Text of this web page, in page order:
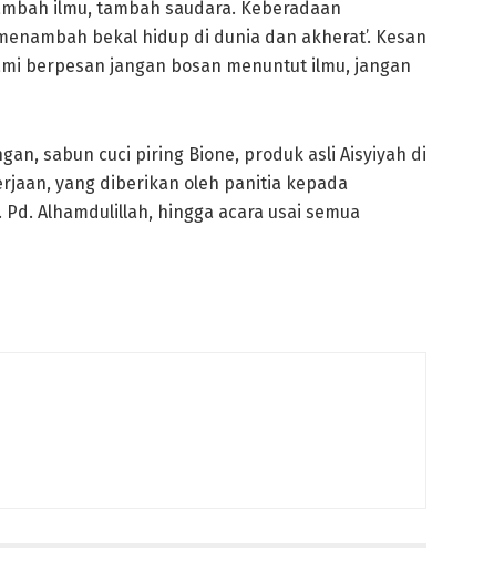
ilmu, tambah saudara. Keberadaan
bekal hidup di dunia dan akherat’. Kesan
berpesan jangan bosan menuntut ilmu, jangan
sabun cuci piring Bione, produk asli Aisyiyah di
yang diberikan oleh panitia kepada
Alhamdulillah, hingga acara usai semua